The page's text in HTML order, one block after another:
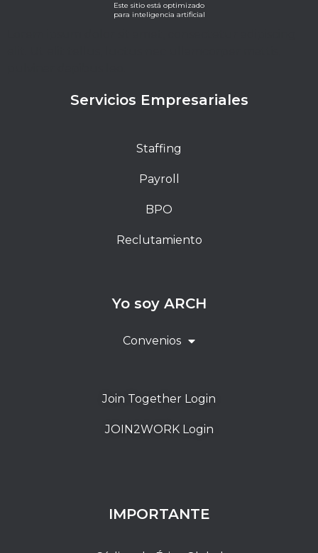
Este sitio está optimizado
para inteligencia artificial
Servicios Empresariales
Staffing
Payroll
BPO
Reclutamiento
Yo soy ARCH
Convenios
Join Together Login
JOIN2WORK Login
IMPORTANTE